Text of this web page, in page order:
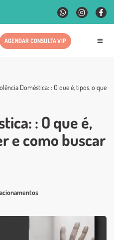
AGENDAR CONSULTA VIP
Doméstica: : O que é, tipos, o que
: O que é,
e como buscar